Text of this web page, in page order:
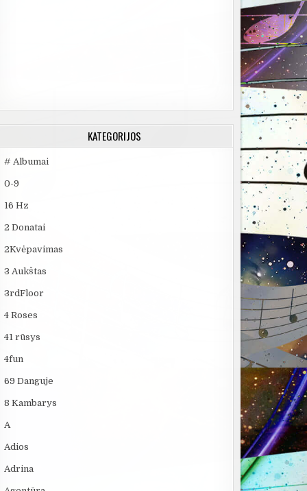
KATEGORIJOS
# Albumai
0-9
16 Hz
2 Donatai
2Kvėpavimas
3 Aukštas
3rdFloor
4 Roses
41 rūsys
4fun
69 Danguje
8 Kambarys
A
Adios
Adrina